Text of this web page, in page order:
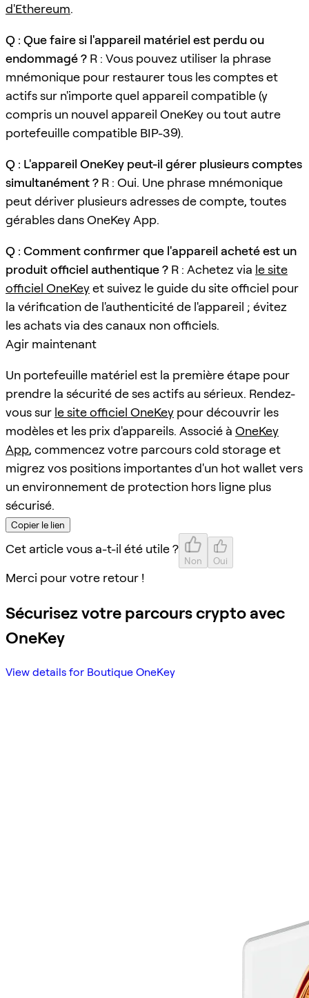
d'Ethereum.
Q : Que faire si l'appareil matériel est perdu ou
endommagé ? R : Vous pouvez utiliser la phrase
mnémonique pour restaurer tous les comptes et
actifs sur n'importe quel appareil compatible (y
compris un nouvel appareil OneKey ou tout autre
portefeuille compatible BIP-39).
Q : L'appareil OneKey peut-il gérer plusieurs comptes
simultanément ? R : Oui. Une phrase mnémonique
peut dériver plusieurs adresses de compte, toutes
gérables dans OneKey App.
Q : Comment confirmer que l'appareil acheté est un
produit officiel authentique ? R : Achetez via le site
officiel OneKeyet suivez le guide du site officiel pour
la vérification de l'authenticité de l'appareil ; évitez
les achats via des canaux non officiels.
Agir maintenant
Un portefeuille matériel est la première étape pour
prendre la sécurité de ses actifs au sérieux. Rendez-
vous sur le site officiel OneKey pour découvrir les
modèles et les prix d'appareils. Associé à OneKey
App, commencez votre parcours cold storage et
migrez vos positions importantes d'un hot wallet vers
un environnement de protection hors ligne plus
sécurisé.
Copier le lien
Cet article vous a-t-il été utile ?
Non Oui
Merci pour votre retour !
Sécurisez votre parcours crypto avec
OneKey
View details for Boutique OneKey